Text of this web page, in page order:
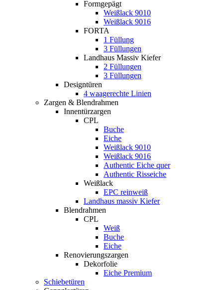
Formgepägt
Weißlack 9010
Weißlack 9016
FORTA
1 Füllung
3 Füllungen
Landhaus Massiv Kiefer
2 Füllungen
3 Füllungen
Designtüren
4 waagerechte Linien
Zargen & Blendrahmen
Innentürzargen
CPL
Buche
Eiche
Weißlack 9010
Weißlack 9016
Authentic Eiche quer
Authentic Risseiche
Weißlack
EPC reinweiß
Landhaus massiv Kiefer
Blendrahmen
CPL
Weiß
Buche
Eiche
Renovierungszargen
Dekorfolie
Eiche Premium
Schiebetüren